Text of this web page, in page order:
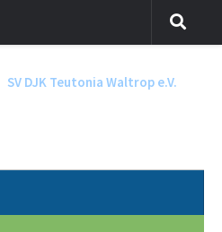
SV DJK Teutonia Waltrop e.V.